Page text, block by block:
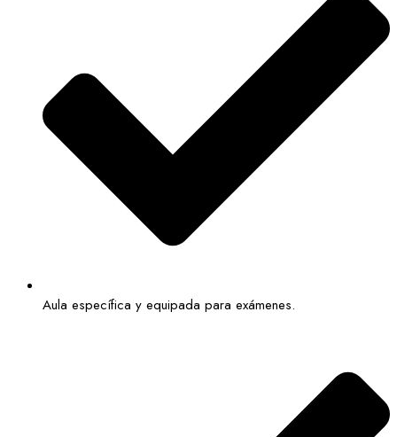
Aula específica y equipada para exámenes.